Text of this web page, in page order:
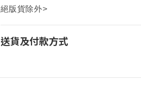
絕版貨除外>
送貨及付款方式